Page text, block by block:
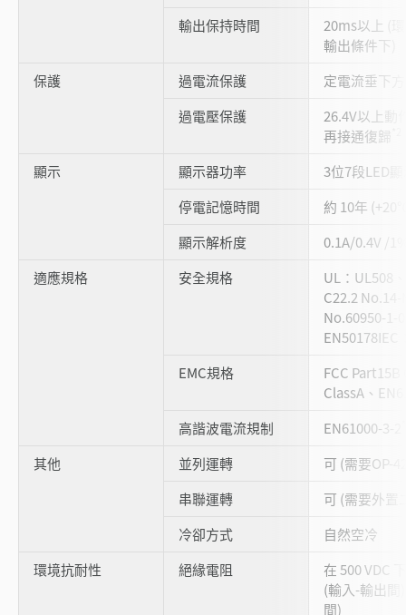
輸出保持時間
20ms以上 (
輸出條件下)
保護
過電流保護
定電流垂下
過電壓保護
26.4V以上動
再接通復歸
顯示 顯示器功率
3位7段LED
停電記憶時間
約 10年
顯示解析度
0.1A/0.4V /
適應規格
安全規格
UL：UL508
C22.2 No.14-
No.60950-1-
EN50178IEC
EMC規格
FCC Part15B
ClassA、
高諧波電流規制
EN61000-3-2
其他 並列運轉
可 (需要OP-
串聯運轉
可 (需要外置
冷卻方式
自然空冷
環境抗耐性
絕緣電阻
在 500 VDC
(輸入-輸出間
間)